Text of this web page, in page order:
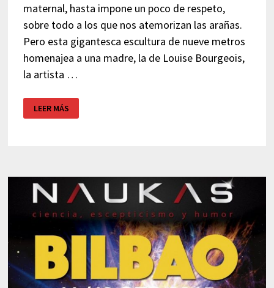
maternal, hasta impone un poco de respeto,
sobre todo a los que nos atemorizan las arañas.
Pero esta gigantesca escultura de nueve metros
homenajea a una madre, la de Louise Bourgeois,
la artista …
–
ARAÑA
LEER MÁS